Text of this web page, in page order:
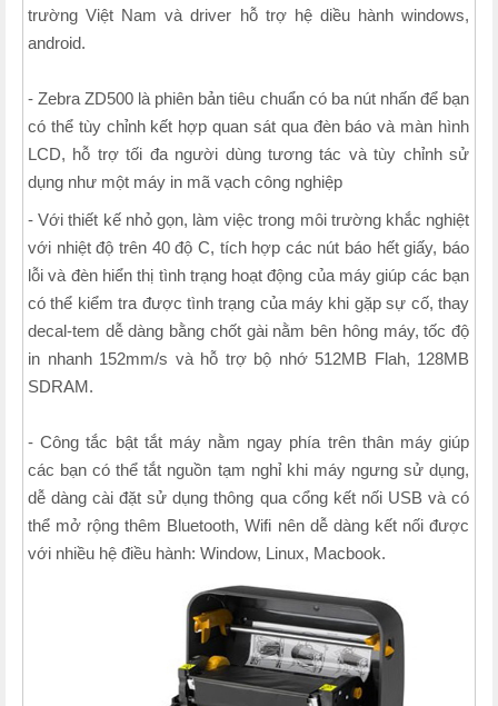
trường Việt Nam và driver hỗ trợ hệ diều hành windows,
android.
- Zebra ZD500 là phiên bản tiêu chuẩn có ba nút nhấn để bạn
có thể tùy chỉnh kết hợp quan sát qua đèn báo và màn hình
LCD, hỗ trợ tối đa người dùng tương tác và tùy chỉnh sử
dụng như một máy in mã vạch công nghiệp
- Với thiết kế nhỏ gọn, làm việc trong môi trường khắc nghiệt
với nhiệt độ trên 40 độ C, tích hợp các nút báo hết giấy, báo
lỗi và đèn hiển thị tình trạng hoạt động của máy giúp các bạn
có thể kiểm tra được tình trạng của máy khi gặp sự cố, thay
decal-tem dễ dàng bằng chốt gài nằm bên hông máy, tốc độ
in nhanh 152mm/s và hỗ trợ bộ nhớ 512MB Flah, 128MB
SDRAM.
- Công tắc bật tắt máy nằm ngay phía trên thân máy giúp
các bạn có thể tắt nguồn tạm nghỉ khi máy ngưng sử dụng,
dễ dàng cài đặt sử dụng thông qua cổng kết nối USB và có
thể mở rộng thêm Bluetooth, Wifi nên dễ dàng kết nối được
với nhiều hệ điều hành: Window, Linux, Macbook.